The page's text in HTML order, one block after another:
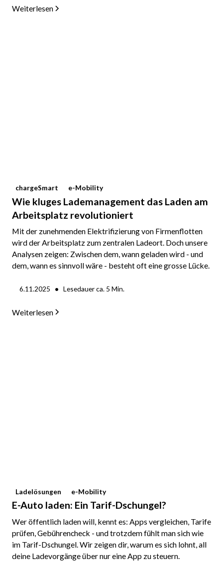
Weiterlesen
chargeSmart e-Mobility
Wie kluges Lademanagement das Laden am
Arbeitsplatz revolutioniert
Mit der zunehmenden Elektrifizierung von Firmenflotten
wird der Arbeitsplatz zum zentralen Ladeort. Doch unsere
Analysen zeigen: Zwischen dem, wann geladen wird - und
dem, wann es sinnvoll wäre - besteht oft eine grosse Lücke.
6.11.2025 • Lesedauer ca. 5 Min.
Weiterlesen
Ladelösungen e-Mobility
E-Auto laden: Ein Tarif-Dschungel?
Wer öffentlich laden will, kennt es: Apps vergleichen, Tarife
prüfen, Gebührencheck - und trotzdem fühlt man sich wie
im Tarif-Dschungel. Wir zeigen dir, warum es sich lohnt, all
deine Ladevorgänge über nur eine App zu steuern.